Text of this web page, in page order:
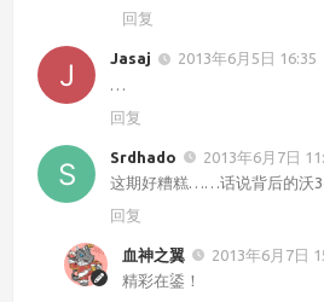
回复
Jasaj
2013年6月5日 16:35
回复
Srdhado
2013年6月7日
这期好糟糕……话说背后的沃
回复
血神之翼
2013年6月7日
精彩在鋈！